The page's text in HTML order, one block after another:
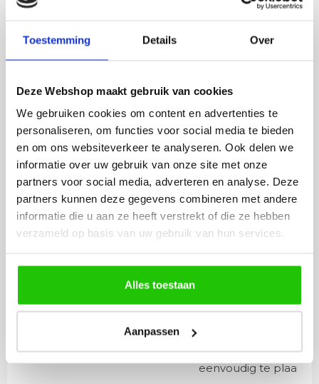
Toestemming Details Over
Deze Webshop maakt gebruik van cookies
We gebruiken cookies om content en advertenties te
personaliseren, om functies voor social media te bieden
en om ons websiteverkeer te analyseren. Ook delen we
informatie over uw gebruik van onze site met onze
partners voor social media, adverteren en analyse. Deze
partners kunnen deze gegevens combineren met andere
informatie die u aan ze heeft verstrekt of die ze hebben
verzameld op basis van uw gebruik van hun services.
Alles toestaan
Aanpassen
4 jaar garantie op LED
Plafondlamp Oso 8-lichts 2 x 150 cm 90°
hoekmodel met verstelbare LED spots De Oso
plafondlamp is een krachtige en veelzij…
Lees meer
Fijne site waar ik een mooie
besteld. De volgende dag
werd deze al bezorgd. Super
netjes en veilig verpakt.
volledig naar wens.
veel sfeer, het is ook
eenvoudig te